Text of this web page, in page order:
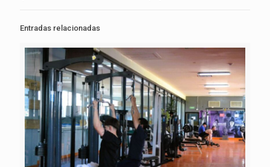
Entradas relacionadas